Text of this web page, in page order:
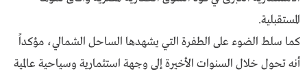
المستقبلية.
كما سلط الضوء على الطفرة التي يشهدها الساحل الشمالي، مؤكداً
أنه تحول خلال السنوات الأخيرة إلى وجهة استثمارية وسياحية عالمية